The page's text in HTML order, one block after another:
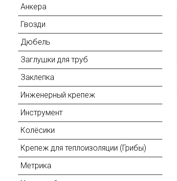
Анкера
Гвозди
Дюбель
Заглушки для труб
Заклепка
Инженерный крепеж
Инструмент
Колёсики
Крепеж для теплоизоляции (Грибы)
Метрика